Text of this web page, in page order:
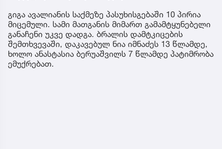
გიგა ავალიანის საქმეზე პასუხისგებაში 10 პირია
მიცემული. სამი მათგანის მიმართ გამამტყუნებელი
განაჩენი უკვე დადგა. ბრალის დამტკიცების
შემთხვევაში, დაკავებულ ნია იმნაძეს 13 წლამდე,
ხოლო ანასტასია ბერუაშვილს 7 წლამდე პატიმრობა
ემუქრებათ.